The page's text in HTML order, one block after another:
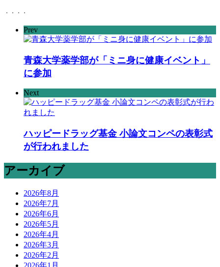
Prev
青森大学薬学部が「ミニ身に健康イベント」
に参加
Next
ハッピードラッグ基金 小論文コンペの表彰式
が行われました
アーカイブ
2026年8月
2026年7月
2026年6月
2026年5月
2026年4月
2026年3月
2026年2月
2026年1月